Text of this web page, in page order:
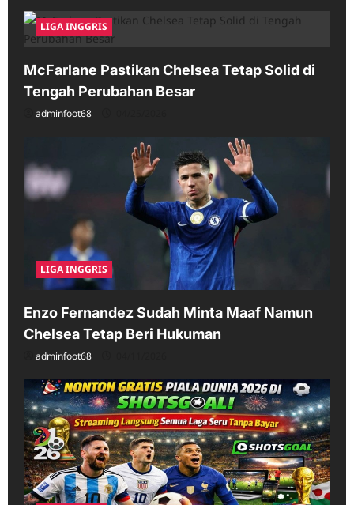
LIGA INGGRIS
McFarlane Pastikan Chelsea Tetap Solid di
Tengah Perubahan Besar
adminfoot68
LIGA INGGRIS
Enzo Fernandez Sudah Minta Maaf Namun
Chelsea Tetap Beri Hukuman
adminfoot68